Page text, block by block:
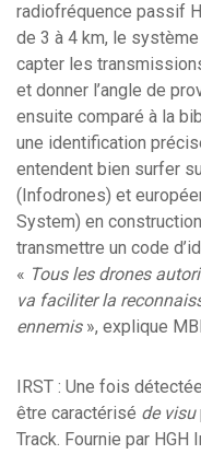
radiofréquence passif
de 3 à 4 km, le
capter les
et donner l’angle de
ensuite comparé à la
une identification
entendent bien surfer
(Infodrones) et
System) en
transmettre un code
« Tous les drones
va faciliter la
ennemis», explique
IRST : Une fois
être caractérisé de visu
Track. Fournie par